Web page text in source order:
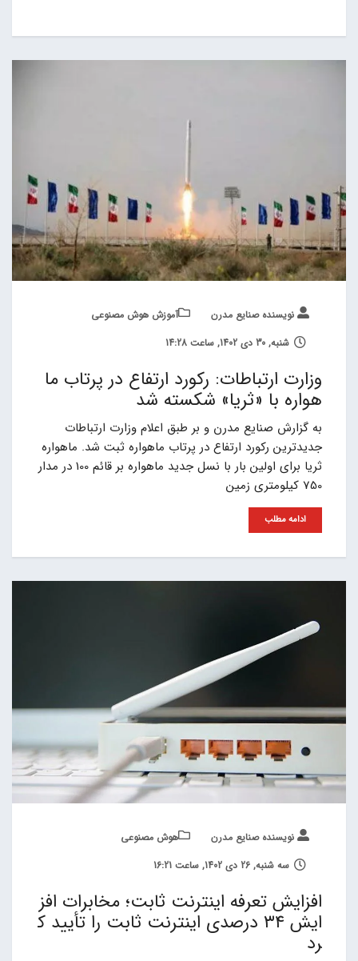
نویسنده صنایع مدرن
آموزش هوش مصنوعی
شنبه, 30 دی 1402, ساعت 14:28
وزارت ارتباطات: رکورد ارتفاع در پرتاب ما
هواره با «ثریا» شکسته شد
به گزارش صنایع مدرن و بر طبق اعلام وزارت ارتباطات
جدیدترین رکورد ارتفاع در پرتاب ماهواره ثبت شد. ماهواره
ثریا برای اولین بار با نسل جدید ماهواره بر قائم 100 در مدار
750 کیلومتری زمین
ادامه مطلب
نویسنده صنایع مدرن
هوش مصنوعی
سه شنبه, 26 دی 1402, ساعت 16:21
افزایش تعرفه اینترنت ثابت؛ مخابرات افز
ایش ۳۴ درصدی اینترنت ثابت را تأیید ک
رد